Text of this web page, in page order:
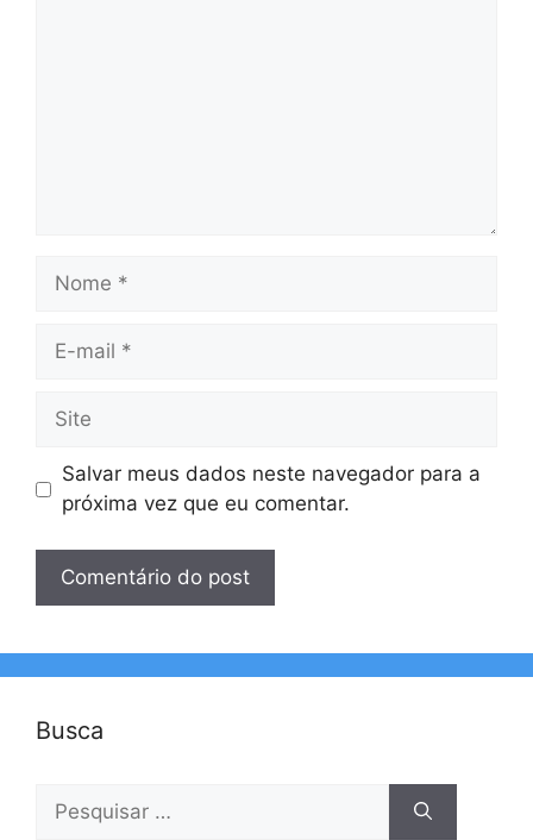
Nome
Site
Salvar meus dados neste navegador para a
próxima vez que eu comentar.
Busca
por: